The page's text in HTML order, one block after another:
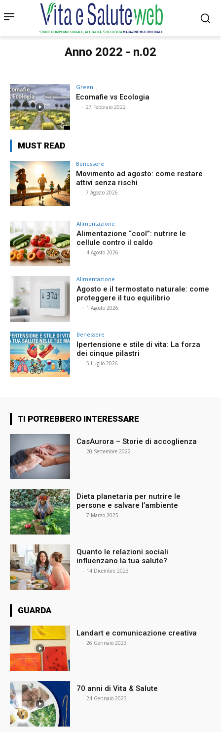
Anno 2022 - n.02
Green
Ecomafie vs Ecologia
- 27 Febbraio 2022
MUST READ
Benessere
Movimento ad agosto: come restare
attivi senza rischi
- 7 Agosto 2026
Alimentazione
Alimentazione “cool”: nutrire le
cellule contro il caldo
- 4 Agosto 2026
Alimentazione
Agosto e il termostato naturale: come
proteggere il tuo equilibrio
- 1 Agosto 2026
Benessere
Ipertensione e stile di vita: La forza
dei cinque pilastri
- 5 Luglio 2026
TI POTREBBERO INTERESSARE
CasAurora – Storie di accoglienza
- 20 Settembre 2022
Dieta planetaria per nutrire le
persone e salvare l’ambiente
- 7 Marzo 2025
Quanto le relazioni sociali
influenzano la tua salute?
- 14 Dicembre 2023
GUARDA
Landart e comunicazione creativa
- 26 Gennaio 2023
70 anni di Vita & Salute
- 24 Gennaio 2023